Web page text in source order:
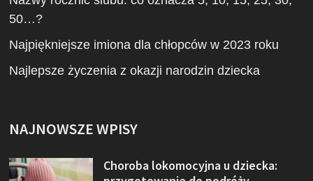
50…?
Najpiękniejsze imiona dla chłopców w 2023 roku
Najlepsze życzenia z okazji narodzin dziecka
NAJNOWSZE WPISY
Choroba lokomocyjna u dziecka: